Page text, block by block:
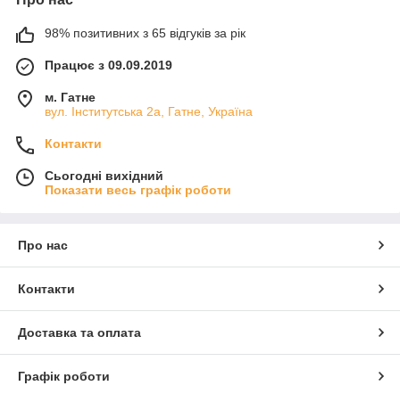
98% позитивних з 65 відгуків за рік
Працює з 09.09.2019
м. Гатне
вул. Інститутська 2а, Гатне, Україна
Контакти
Сьогодні вихідний
Показати весь графік роботи
Про нас
Контакти
Доставка та оплата
Графік роботи